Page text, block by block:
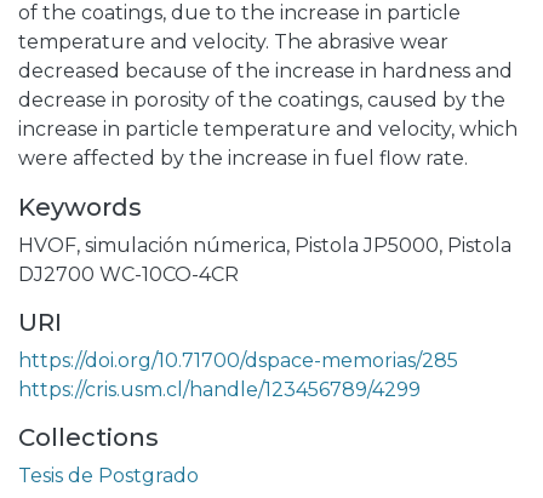
of the coatings, due to the increase in particle
temperature and velocity. The abrasive wear
decreased because of the increase in hardness and
decrease in porosity of the coatings, caused by the
increase in particle temperature and velocity, which
were affected by the increase in fuel flow rate.
Keywords
HVOF, simulación númerica, Pistola JP5000, Pistola
DJ2700 WC-10CO-4CR
URI
https://doi.org/10.71700/dspace-memorias/285
https://cris.usm.cl/handle/123456789/4299
Collections
Tesis de Postgrado